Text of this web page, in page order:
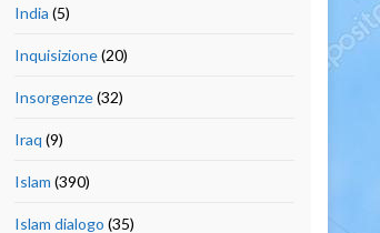
India (5)
Inquisizione(20)
Insorgenze(32)
Iraq (9)
Islam (390)
Islam dialogo (35)